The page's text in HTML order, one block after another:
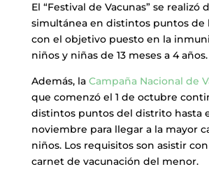
El “Festival de Vacunas” se realizó
simultánea en distintos puntos de
con el objetivo puesto en la
niños y niñas de 13 meses a 4 años.
Además, la Campaña Nacional de
que comenzó el 1 de octubre
distintos puntos del distrito hasta
noviembre para llegar a la mayor
niños. Los requisitos son asistir
carnet de vacunación del menor.